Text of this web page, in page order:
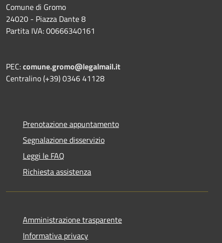
Comune di Gromo
24020 - Piazza Dante 8
Partita IVA: 00666340161
PEC:comune.gromo@legalmail.it
Centralino (+39) 0346 41128
Prenotazione appuntamento
Segnalazione disservizio
Leggi le FAQ
Richiesta assistenza
Amministrazione trasparente
Informativa privacy